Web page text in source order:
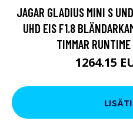
JAGAR GLADIUS MINI S
UHD EIS F1.8
TIMMAR
1264.15